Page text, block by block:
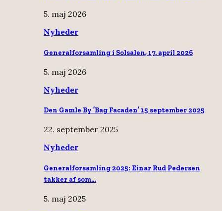
5. maj 2026
Nyheder
Generalforsamling i Solsalen, 17. april 2026
5. maj 2026
Nyheder
Den Gamle By ’Bag Facaden’ 15 september 2025
22. september 2025
Nyheder
Generalforsamling 2025: Einar Rud Pedersen
takker af som…
5. maj 2025